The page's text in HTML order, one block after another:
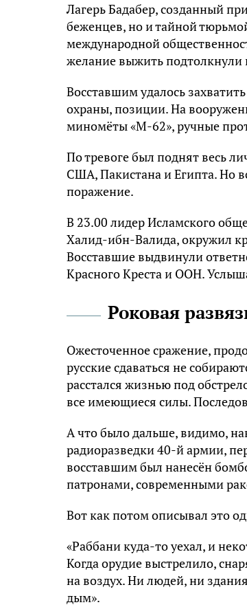
Лагерь Бадабер, созданный
беженцев, но и тайной
международной
желание выжить подтолкнули
Восставшим удалось
охраны, позиции. На
миномёты «М-62», ручные
По тревоге был поднят весь
США, Пакистана и Египта. Но
поражение.
В 23.00 лидер Исламского
Халид-ибн-Валида, окружил
Восставшие выдвинули
Красного Креста и ООН.
Роковая
Ожесточенное сражение,
русские сдаваться не
расстался жизнью под
все имеющиеся силы.
А что было дальше, видимо,
радиоразведки 40-й армии,
восставшим был нанесён
патронами, современными
Вот как потом описывал это
«Раббани куда-то уехал, и
Когда орудие выстрелило,
на воздух. Ни людей, ни
дым».